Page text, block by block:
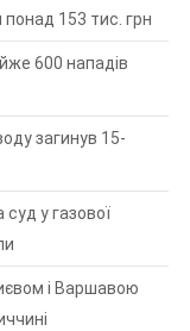
153 тис. грн
600 нападів
загинув 15-
у газової
і Варшавою